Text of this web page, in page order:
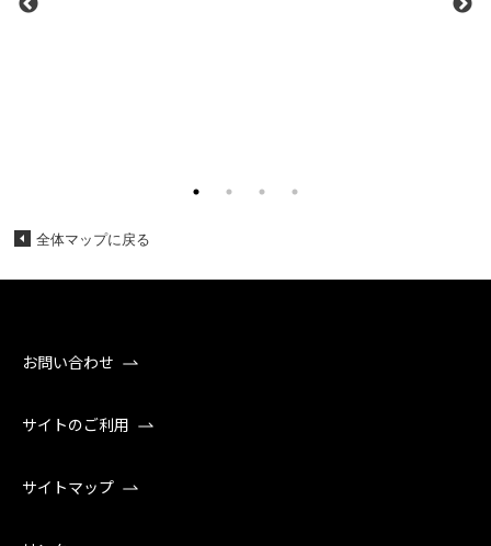
全体マップに戻る
お問い合わせ
サイトのご利用
サイトマップ